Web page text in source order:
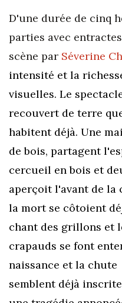
D'une durée de cinq
parties avec
scène par Séverine
intensité et la
visuelles. Le
recouvert de terre
habitent déjà. Une
de bois, partagent
cercueil en bois et
aperçoit l'avant de la
la mort se côtoient
chant des grillons et
crapauds se font
naissance et la chute
semblent déjà